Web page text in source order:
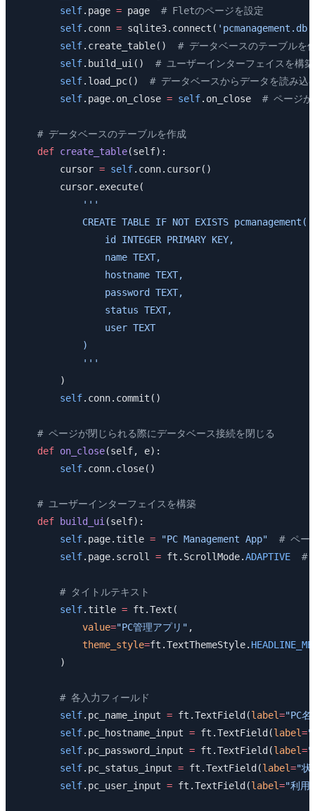
        self
.page = page # Fletのページを設定
        self
.conn = sqlite3.connect( 'pcmanagement.db'
        self
.create_table() # データベースのテーブルを
        self
.build_ui() # ユーザーインターフェイスを構築
        self
.load_pc() # データベースからデータを読み込
        self
.page.on_close = self.on_close # ページが
    # データベースのテーブルを作成
    def
create_table(self):
        cursor
= self.conn.cursor()
        cursor.execute(
            '''
            CREATE TABLE IF NOT EXISTS pcmanagement(
                id INTEGER PRIMARY KEY,
                name TEXT,
                hostname TEXT,
                password TEXT,
                status TEXT,
                user TEXT
            )
            '''
        )
        self
.conn.commit()
    # ページが閉じられる際にデータベース接続を閉じる
    def
on_close(self, e):
        self
.conn.close()
    # ユーザーインターフェイスを構築
    def
build_ui(self):
        self
.page.title = "PC Management App"
# ペー
        self
.page.scroll = ft.ScrollMode.ADAPTIVE
#
        # タイトルテキスト
        self
.title = ft.Text(
            value
="PC管理アプリ" ,
            theme_style
=ft.TextThemeStyle.
        )
        # 各入力フィールド
        self
.pc_name_input = ft.TextField(label="PC名
        self
.pc_hostname_input = ft.TextField(label="
        self
.pc_password_input = ft.TextField(label="
        self
.pc_status_input = ft.TextField(label="状
        self
.pc_user_input = ft.TextField(label="利用